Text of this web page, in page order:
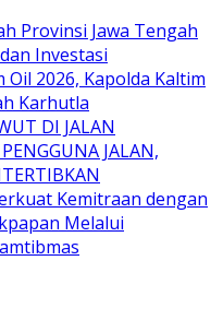
Provinsi Jawa Tengah
Investasi
2026, Kapolda Kaltim
Karhutla
DI JALAN
JALAN,
Kemitraan dengan
Melalui